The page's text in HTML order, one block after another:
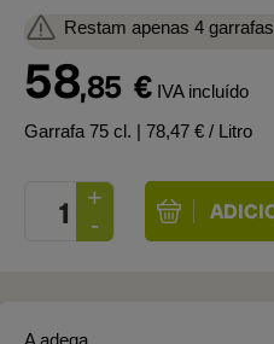
Restam apenas 4 garrafas
58,85 € IVA incluído
Garrafa 75 cl. | 78,47 € / Litro
A adega